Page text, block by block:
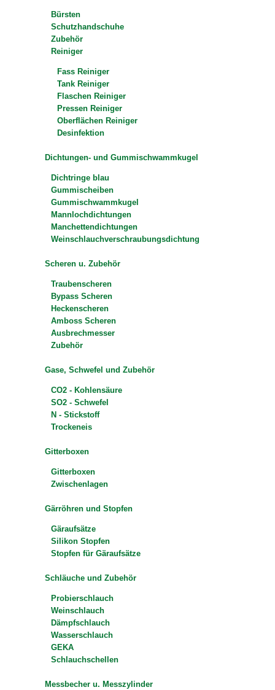
Bürsten
Schutzhandschuhe
Zubehör
Reiniger
Fass Reiniger
Tank Reiniger
Flaschen Reiniger
Pressen Reiniger
Oberflächen Reiniger
Desinfektion
Dichtungen- und Gummischwammkugel
Dichtringe blau
Gummischeiben
Gummischwammkugel
Mannlochdichtungen
Manchettendichtungen
Weinschlauchverschraubungsdichtung
Scheren u. Zubehör
Traubenscheren
Bypass Scheren
Heckenscheren
Amboss Scheren
Ausbrechmesser
Zubehör
Gase, Schwefel und Zubehör
CO2 - Kohlensäure
SO2 - Schwefel
N - Stickstoff
Trockeneis
Gitterboxen
Gitterboxen
Zwischenlagen
Gärröhren und Stopfen
Gäraufsätze
Silikon Stopfen
Stopfen für Gäraufsätze
Schläuche und Zubehör
Probierschlauch
Weinschlauch
Dämpfschlauch
Wasserschlauch
GEKA
Schlauchschellen
Messbecher u. Messzylinder